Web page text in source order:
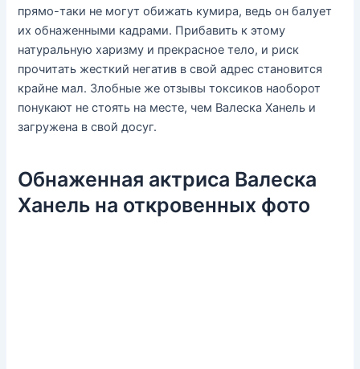
прямо-таки не могут обижать кумира, ведь он балует
их обнаженными кадрами. Прибавить к этому
натуральную харизму и прекрасное тело, и риск
прочитать жесткий негатив в свой адрес становится
крайне мал. Злобные же отзывы токсиков наоборот
понукают не стоять на месте, чем Валеска Ханель и
загружена в свой досуг.
Обнаженная актриса Валеска
Ханель на откровенных фото